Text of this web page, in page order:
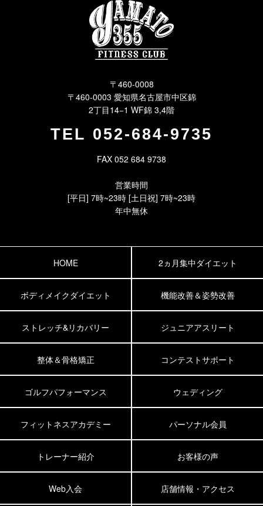
〒460-0008
〒460-0003 愛知県名古屋市中区錦
2丁目14−1 WF錦 3,4階
TEL 052-684-9735
FAX 052 684 9738
営業時間
[平日] 7時~23時 [土日祝] 7時~23時
年中無休
HOME 2ヵ月集中ダイエット
ボディメイクダイエット 機能改善＆姿勢改善
ストレッチ&リカバリー ジュニアアスリート
整体＆骨格矯正 コンテストサポート
ゴルフパフォーマンス ウェディング
フィットネスアカデミー パーソナル会員
トレーナー紹介 お客様の声
Web入会 店舗情報・アクセス